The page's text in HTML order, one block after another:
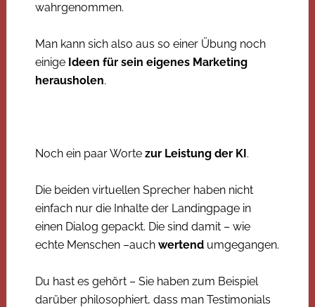
wahrgenommen.
Man kann sich also aus so einer Übung noch
einige Ideen für sein eigenes Marketing
herausholen.
Noch ein paar Worte zur Leistung der KI.
Die beiden virtuellen Sprecher haben nicht
einfach nur die Inhalte der Landingpage in
einen Dialog gepackt. Die sind damit – wie
echte Menschen –auch wertendumgegangen.
Du hast es gehört – Sie haben zum Beispiel
darüber philosophiert, dass man Testimonials